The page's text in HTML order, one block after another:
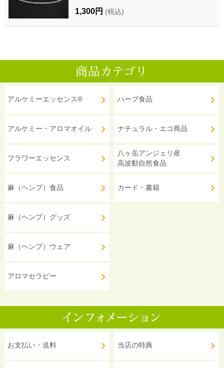
1,300円 (税込)
アルケミーエッセンス®
アルケミー・アロマオイル
フラワーエッセンス
麻（ヘンプ）食品
麻（ヘンプ）グッズ
麻（ヘンプ）ウェア
アロマセラピー
ハーブ食品
ナチュラル・エコ商品
八ヶ岳アンジェリ産
高波動自然食品
カード・書籍
お支払い・送料 当店の特典